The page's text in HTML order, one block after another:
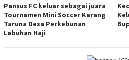
Pansus FC keluar sebagai juara
Tournamen Mini Soccer Karang
Taruna Desa Perkebunan
Labuhan Haji